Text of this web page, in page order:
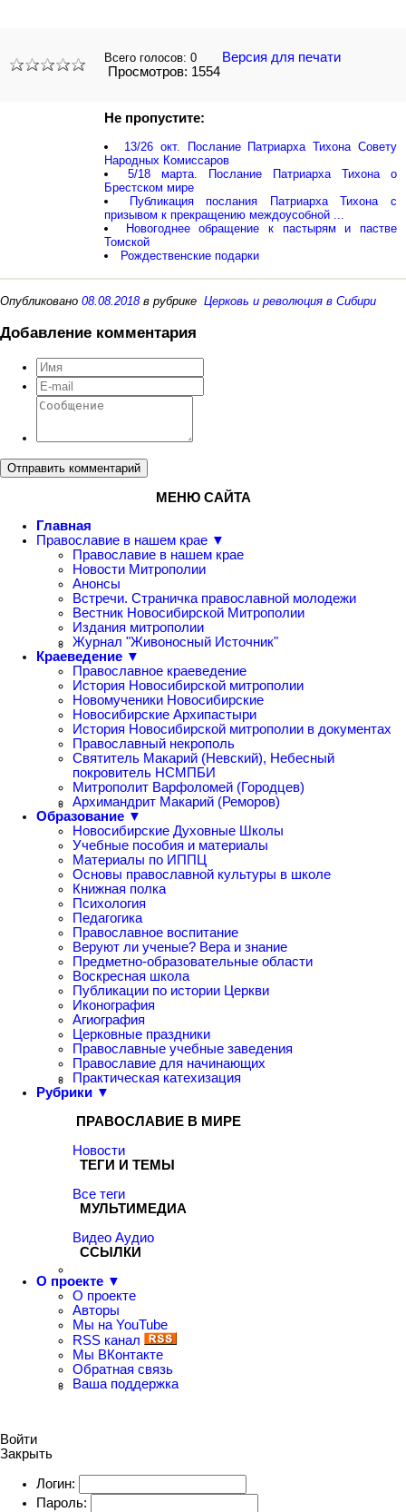
Всего голосов: 0
Версия для печати
Просмотров: 1554
Не пропустите:
13/26 окт. Послание Патриарха Тихона Совету
Народных Комиссаров
5/18 марта. Послание Патриарха Тихона о
Брестском мире
Публикация послания Патриарха Тихона с
призывом к прекращению междоусобной ...
Новогоднее обращение к пастырям и пастве
Томской
Рождественские подарки
Опубликовано 08.08.2018в рубрике Церковь и революция в Сибири
Добавление комментария
Отправить комментарий
МЕНЮ САЙТА
Главная
Православие в нашем крае ▼
Православие в нашем крае
Новости Митрополии
Анонсы
Встречи. Страничка православной молодежи
Вестник Новосибирской Митрополии
Издания митрополии
Журнал "Живоносный Источник"
Краеведение ▼
Православное краеведение
История Новосибирской митрополии
Новомученики Новосибирские
Новосибирские Архипастыри
История Новосибирской митрополии в документах
Православный некрополь
Святитель Макарий (Невский), Небесный
покровитель НСМПБИ
Митрополит Варфоломей (Городцев)
Архимандрит Макарий (Реморов)
Образование ▼
Новосибирские Духовные Школы
Учебные пособия и материалы
Материалы по ИППЦ
Основы православной культуры в школе
Книжная полка
Психология
Педагогика
Православное воспитание
Веруют ли ученые? Вера и знание
Предметно-образовательные области
Воскресная школа
Публикации по истории Церкви
Иконография
Агиография
Церковные праздники
Православные учебные заведения
Православие для начинающих
Практическая катехизация
Рубрики ▼
ПРАВОСЛАВИЕ В МИРЕ
Новости
ТЕГИ И ТЕМЫ
Все теги
МУЛЬТИМЕДИА
Видео Аудио
ССЫЛКИ
О проекте ▼
О проекте
Авторы
Мы на YouTube
RSS канал
Мы ВКонтакте
Обратная связь
Ваша поддержка
Войти
Закрыть
Логин:
Пароль: